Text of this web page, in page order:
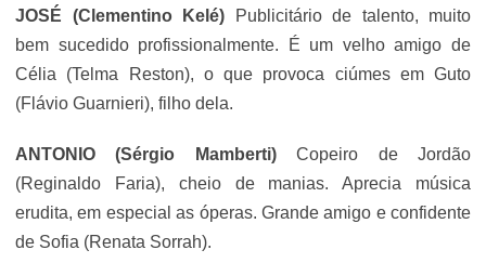
JOSÉ (Clementino Kelé) Publicitário de talento, muito
bem sucedido profissionalmente. É um velho amigo de
Célia (Telma Reston), o que provoca ciúmes em Guto
(Flávio Guarnieri), filho dela.
ANTONIO (Sérgio Mamberti)Copeiro de Jordão
(Reginaldo Faria), cheio de manias. Aprecia música
erudita, em especial as óperas. Grande amigo e confidente
de Sofia (Renata Sorrah).